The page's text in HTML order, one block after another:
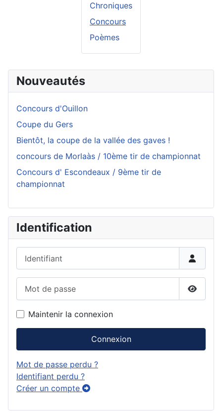
Nouveautés
Concours d'Ouillon
Coupe du Gers
Bientôt, la coupe de la vallée des gaves !
concours de Morlaàs / 10ème tir de championnat
Concours d' Escondeaux / 9ème tir de
championnat
Identification
Maintenir la connexion
Connexion
Mot de passe perdu ?
Identifiant perdu ?
Créer un compte
Chroniques
Concours
Poèmes